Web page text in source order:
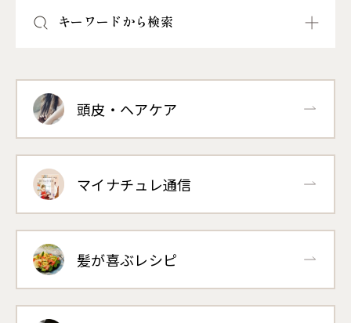
キーワードから検索
頭皮・ヘアケア
マイナチュレ通信
髪が喜ぶレシピ